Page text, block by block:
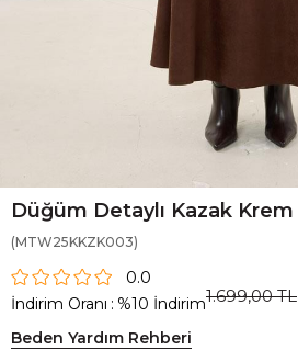
Düğüm Detaylı Kazak Krem
(MTW25KKZK003)
0.0
İndirim Oranı : %10 İndirim1.699,00 TL
Beden Yardım Rehberi